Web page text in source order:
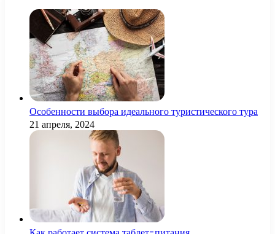
Особенности выбора идеального туристического тура
21 апреля, 2024